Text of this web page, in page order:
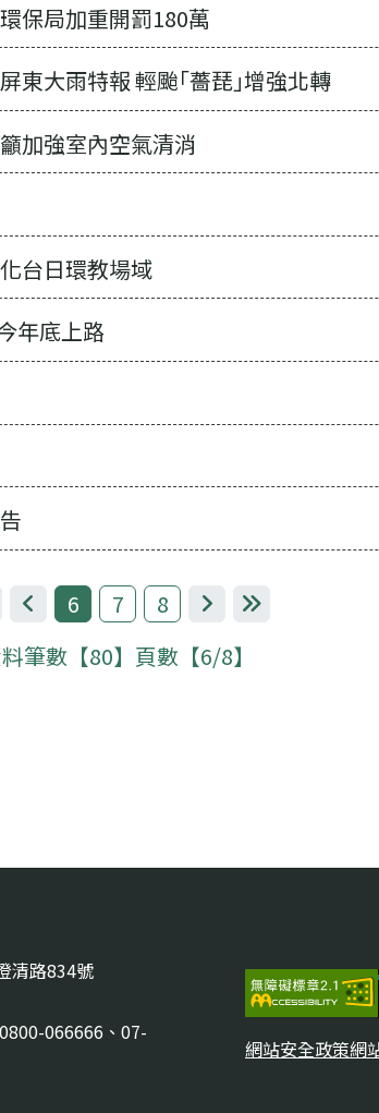
保局加重開罰180萬
東大雨特報 輕颱｢薔琵｣增強北轉
加強室內空氣清消
台日環教場域
年底上路
頁上一頁
6 7 8 下一頁最後一頁
筆數【80】頁數【6/8】
清路834號
066666、07-
網站安全政策網